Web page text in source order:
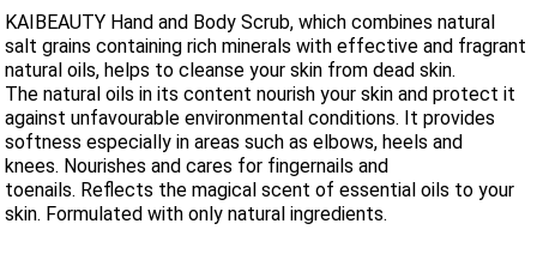
KAIBEAUTY Hand and Body Scrub, which combines natural
salt grains containing rich minerals with effective and fragrant
natural oils, helps to cleanse your skin from dead skin.
The natural oils in its content nourish your skin and protect it
against unfavourable environmental conditions. It provides
softness especially in areas such as elbows, heels and
knees. Nourishes and cares for fingernails and
toenails. Reflects the magical scent of essential oils to your
skin. Formulated with only natural ingredients.